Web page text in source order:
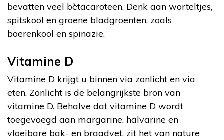
bevatten veel bètacaroteen. Denk aan worteltjes,
spitskool en groene bladgroenten, zoals
boerenkool en spinazie.
Vitamine D
Vitamine D krijgt u binnen via zonlicht en via
eten. Zonlicht is de belangrijkste bron van
vitamine D. Behalve dat vitamine D wordt
toegevoegd aan margarine, halvarine en
vloeibare bak- en braadvet, zit het van nature